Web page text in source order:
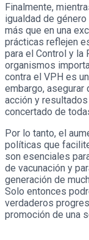
Finalmente,
igualdad de
más que en una
prácticas reflejen
para el Control y la
organismos
contra el VPH es
embargo, asegurar
acción y
concertado de
Por lo tanto, el
políticas que
son esenciales
de vacunación y
generación de
Solo entonces
verdaderos
promoción de una